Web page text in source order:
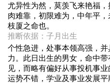
尤异性为然，莫羡飞来艳福
肉难靠，初限难为，中年平
枝厦之命也。
推断依据：子月出生
个性急进，处事本领高强，
力。此日出生的男女，命中
见，而略有偏好从事投机事
运势不错，学业及事业发展